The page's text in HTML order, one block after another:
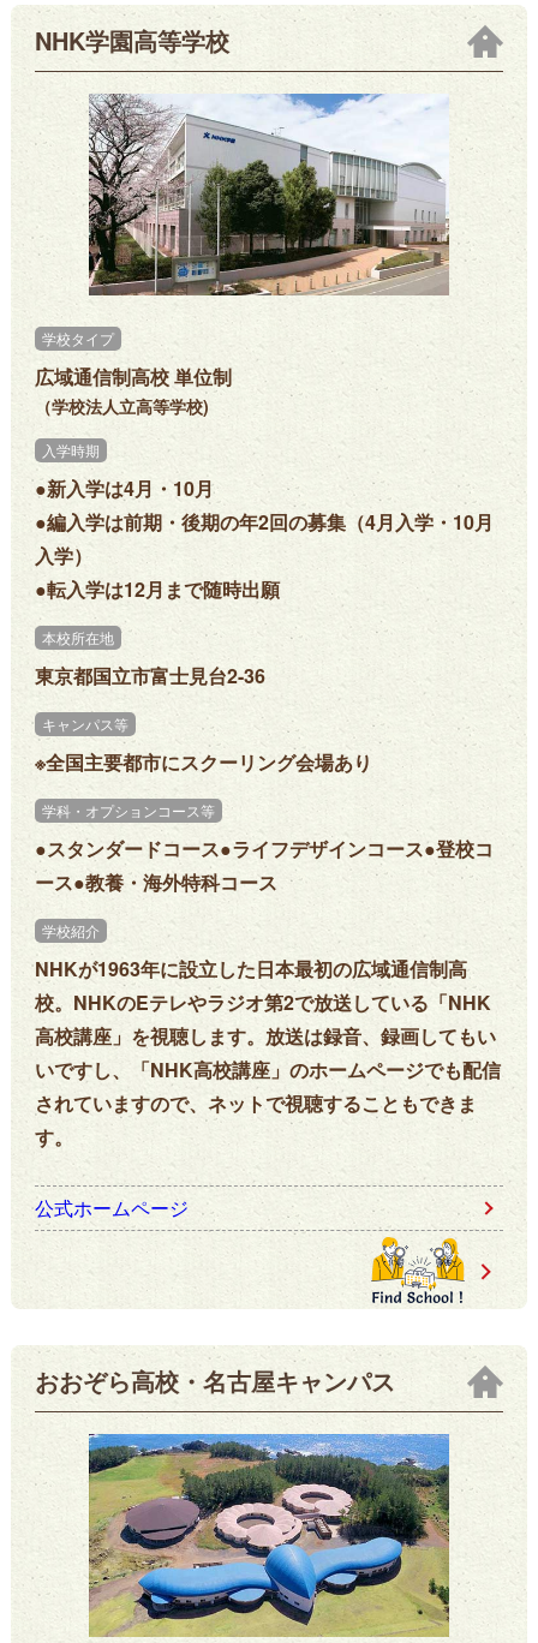
NHK学園高等学校
学校タイプ
広域通信制高校 単位制
（学校法人立高等学校)
入学時期
●新入学は4月・10月
●編入学は前期・後期の年2回の募集（4月入学・10月
入学）
●転入学は12月まで随時出願
本校所在地
東京都国立市富士見台2-36
キャンパス等
※全国主要都市にスクーリング会場あり
学科・オプションコース等
●スタンダードコース●ライフデザインコース●登校コ
ース●教養・海外特科コース
学校紹介
NHKが1963年に設立した日本最初の広域通信制高
校。NHKのEテレやラジオ第2で放送している「NHK
高校講座」を視聴します。放送は録音、録画してもい
いですし、「NHK高校講座」のホームページでも配信
されていますので、ネットで視聴することもできま
す。
公式ホームページ
おおぞら高校・名古屋キャンパス